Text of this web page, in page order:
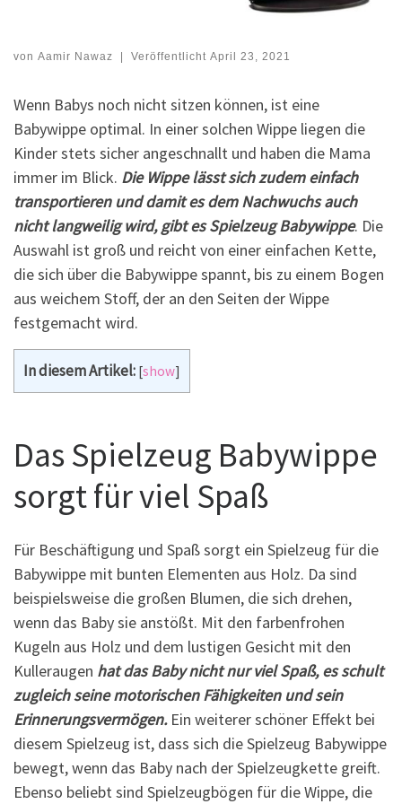
von Aamir Nawaz | Veröffentlicht April 23, 2021
Wenn Babys noch nicht sitzen können, ist eine
Babywippe optimal. In einer solchen Wippe liegen die
Kinder stets sicher angeschnallt und haben die Mama
immer im Blick. Die Wippe lässt sich zudem einfach
transportieren und damit es dem Nachwuchs auch
nicht langweilig wird, gibt es Spielzeug Babywippe. Die
Auswahl ist groß und reicht von einer einfachen Kette,
die sich über die Babywippe spannt, bis zu einem Bogen
aus weichem Stoff, der an den Seiten der Wippe
festgemacht wird.
In diesem Artikel: [show]
Das Spielzeug Babywippe
sorgt für viel Spaß
Für Beschäftigung und Spaß sorgt ein Spielzeug für die
Babywippe mit bunten Elementen aus Holz. Da sind
beispielsweise die großen Blumen, die sich drehen,
wenn das Baby sie anstößt. Mit den farbenfrohen
Kugeln aus Holz und dem lustigen Gesicht mit den
Kulleraugen hat das Baby nicht nur viel Spaß, es schult
zugleich seine motorischen Fähigkeiten und sein
Erinnerungsvermögen.Ein weiterer schöner Effekt bei
diesem Spielzeug ist, dass sich die Spielzeug Babywippe
bewegt, wenn das Baby nach der Spielzeugkette greift.
Ebenso beliebt sind Spielzeugbögen für die Wippe, die